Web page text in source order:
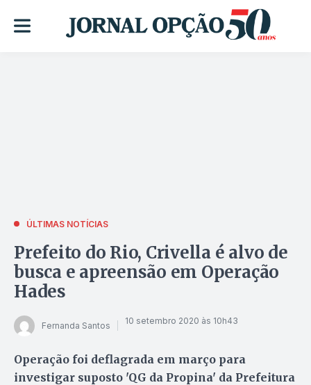
ÚLTIMAS NOTÍCIAS
Prefeito do Rio, Crivella é alvo de
busca e apreensão em Operação
Hades
Fernanda Santos 10 setembro 2020 às 10h43
Operação foi deflagrada em março para
investigar suposto 'QG da Propina' da Prefeitura